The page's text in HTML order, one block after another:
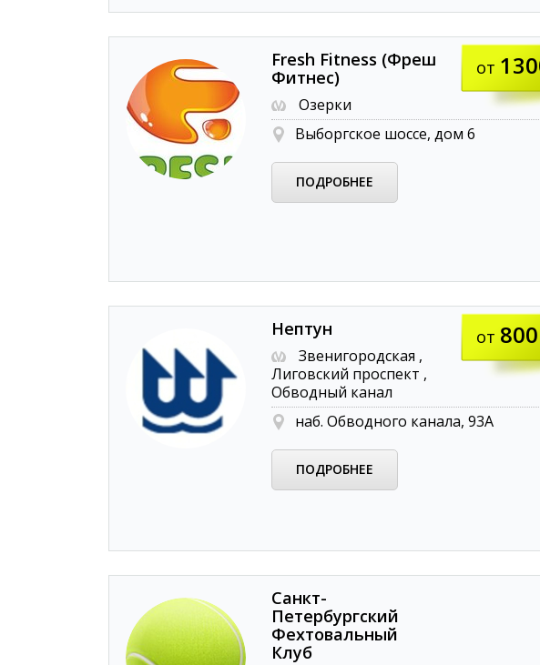
Fresh Fitness (Фреш
Фитнес)
Озерки
Выборгское шоссе, дом 6
ПОДРОБНЕЕ
от
Нептун
Звенигородская ,
Лиговский проспект ,
Обводный канал
наб. Обводного канала, 93А
ПОДРОБНЕЕ
от 800
Санкт-
Петербургский
Фехтовальный
Клуб